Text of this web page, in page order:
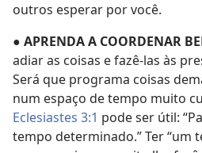
outros esperar por você.
● APRENDA A COORDENAR
adiar as coisas e fazê-las às
Será que programa coisas
num espaço de tempo muito
Eclesiastes 3:1 pode ser útil:
tempo determinado.” Ter “um